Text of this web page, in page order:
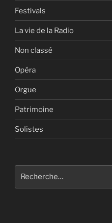
Festivals
La vie de la Radio
Non classé
Opéra
Orgue
Patrimoine
Solistes